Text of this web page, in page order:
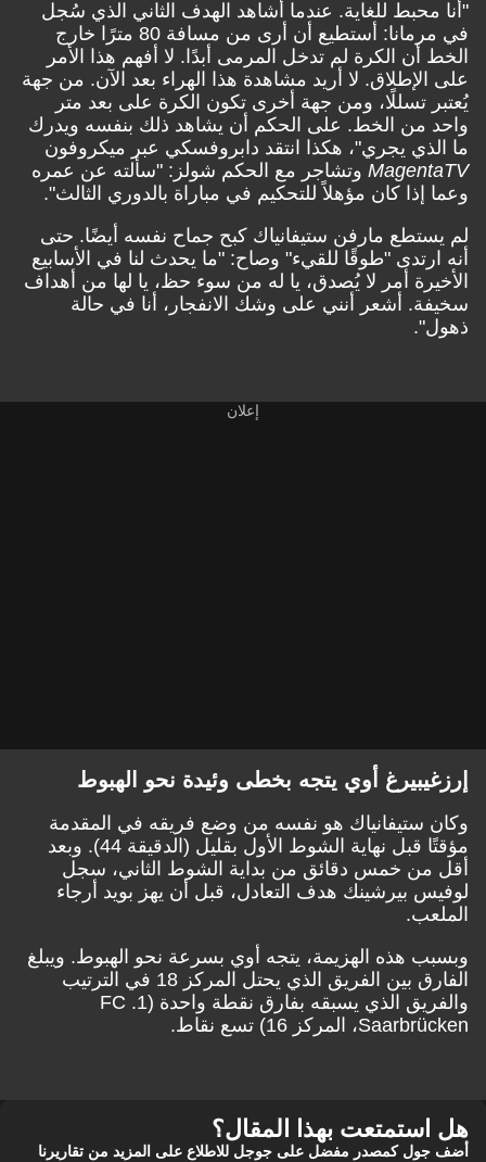
"أنا محبط للغاية. عندما أشاهد الهدف الثاني الذي سُجل
في مرمانا: أستطيع أن أرى من مسافة 80 مترًا خارج
الخط أن الكرة لم تدخل المرمى أبدًا. لا أفهم هذا الأمر
على الإطلاق. لا أريد مشاهدة هذا الهراء بعد الآن. من جهة
يُعتبر تسللًا، ومن جهة أخرى تكون الكرة على بعد متر
واحد من الخط. على الحكم أن يشاهد ذلك بنفسه ويدرك
ما الذي يجري"، هكذا انتقد دابروفسكي عبر ميكروفون
MagentaTV وتشاجر مع الحكم شولز: "سألته عن عمره
وعما إذا كان مؤهلاً للتحكيم في مباراة بالدوري الثالث".
لم يستطع مارفن ستيفانياك كبح جماح نفسه أيضًا. حتى
أنه ارتدى "طوقًا للقيء" وصاح: "ما يحدث لنا في الأسابيع
الأخيرة أمر لا يُصدق، يا له من سوء حظ، يا لها من أهداف
سخيفة. أشعر أنني على وشك الانفجار، أنا في حالة
ذهول".
إرزغيبيرغ أوي يتجه بخطى وئيدة نحو الهبوط
وكان ستيفانياك هو نفسه من وضع فريقه في المقدمة
مؤقتًا قبل نهاية الشوط الأول بقليل (الدقيقة 44). وبعد
أقل من خمس دقائق من بداية الشوط الثاني، سجل
لوفيس بيرشينك هدف التعادل، قبل أن يهز بويد أرجاء
الملعب.
وبسبب هذه الهزيمة، يتجه أوي بسرعة نحو الهبوط. ويبلغ
الفارق بين الفريق الذي يحتل المركز 18 في الترتيب
والفريق الذي يسبقه بفارق نقطة واحدة (1. FC
Saarbrücken، المركز 16) تسع نقاط.
هل استمتعت بهذا المقال؟
أضف جول كمصدر مفضل على جوجل للاطلاع على المزيد من تقاريرنا